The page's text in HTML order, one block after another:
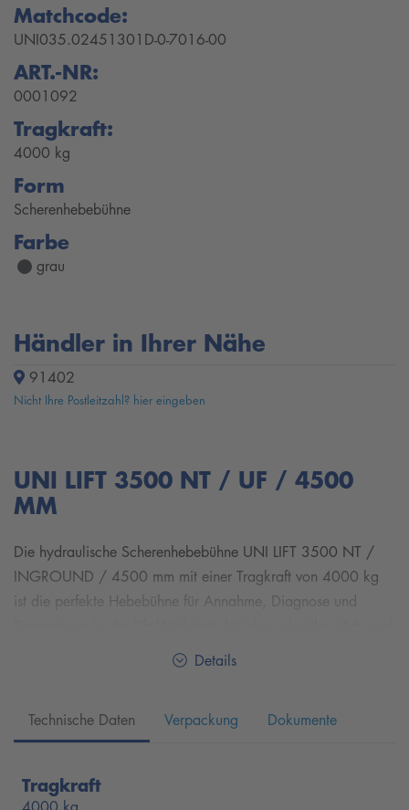
Matchcode:
UNI035.02451301D-0-7016-00
ART.-NR:
0001092
Tragkraft:
4000 kg
Form
Scherenhebebühne
Farbe
grau
Händler in Ihrer Nähe
91402
Nicht Ihre Postleitzahl? hier eingeben
UNI LIFT 3500 NT / UF / 4500
MM
Die hydraulische Scherenhebebühne UNI LIFT 3500 NT /
INGROUND / 4500 mm mit einer Tragkraft von 4000 kg
ist die perfekte Hebebühne für Annahme, Diagnose und
Senkzeiten, Ihrem geringen Platzbedarf dank der niedrigen
Aufstellbreite und dem variablen Abstand der Bedieneinheit
zur Hebebühne ist die UNI LIFT 3500 NT / INGROUND /
4500 mm der perfekte Begleiter jeder Autowerkstatt, die
eine Hebebühne braucht, die allen Anforderungen
Details
Technische Daten Verpackung Dokumente
Tragkraft